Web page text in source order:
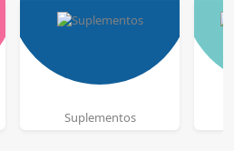
Suplementos